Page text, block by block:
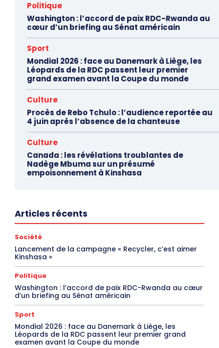
Politique
Washington : l’accord de paix RDC-Rwanda au
cœur d’un briefing au Sénat américain
Sport
Mondial 2026 : face au Danemark à Liège, les
Léopards de la RDC passent leur premier
grand examen avant la Coupe du monde
Culture
Procès de Rebo Tchulo : l’audience reportée au
4 juin après l’absence de la chanteuse
Culture
Canada : les révélations troublantes de
Nadège Mbuma sur un présumé
empoisonnement à Kinshasa
Articles récents
Société
Lancement de la campagne « Recycler, c’est aimer
Kinshasa »
Politique
Washington : l’accord de paix RDC-Rwanda au cœur
d’un briefing au Sénat américain
Sport
Mondial 2026 : face au Danemark à Liège, les
Léopards de la RDC passent leur premier grand
examen avant la Coupe du monde